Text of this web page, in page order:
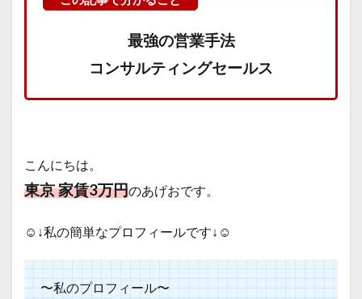
最強の営業手法
コンサルティングセールス
こんにちは。
東京 家賃3万円のあげおです。
☺️↓私の簡単なプロフィールです↓☺️
〜私のプロフィール〜